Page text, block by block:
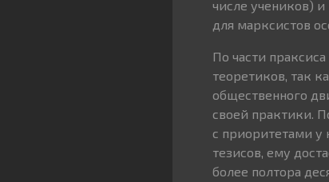
числе учеников)
для марксистов
По части
теоретиков, так
общественного
своей практики.
с приоритетами у
тезисов, ему
более полтора